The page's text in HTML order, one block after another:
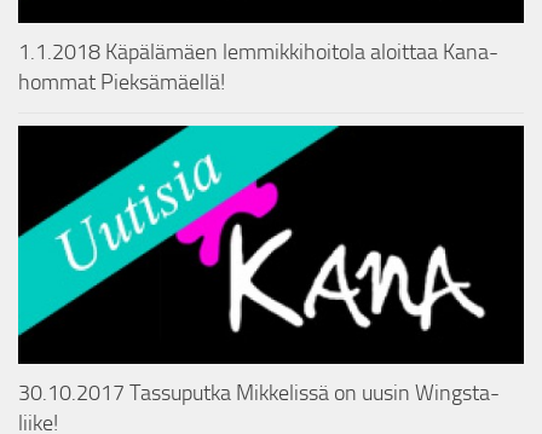
1.1.2018 Käpälämäen lemmikkihoitola aloittaa Kana-
hommat Pieksämäellä!
30.10.2017 Tassuputka Mikkelissä on uusin Wingsta-
liike!